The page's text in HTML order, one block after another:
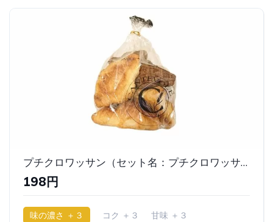
プチクロワッサン（セット名：プチクロワッサン&プチチョコクロワッサン 5個入）｜カンテボーレ
198円
味の濃さ ＋３ コク ＋３
甘味 ＋３